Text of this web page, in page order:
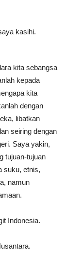
kasihi.
kita sebangsa
kepada
kita
dengan
libatkan
seiring dengan
Saya yakin,
tujuan-tujuan
suku, etnis,
namun
Indonesia.